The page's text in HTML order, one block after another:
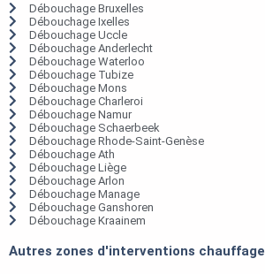
Débouchage Bruxelles
Débouchage Ixelles
Débouchage Uccle
Débouchage Anderlecht
Débouchage Waterloo
Débouchage Tubize
Débouchage Mons
Débouchage Charleroi
Débouchage Namur
Débouchage Schaerbeek
Débouchage Rhode-Saint-Genèse
Débouchage Ath
Débouchage Liège
Débouchage Arlon
Débouchage Manage
Débouchage Ganshoren
Débouchage Kraainem
Autres zones d'interventions chauffage